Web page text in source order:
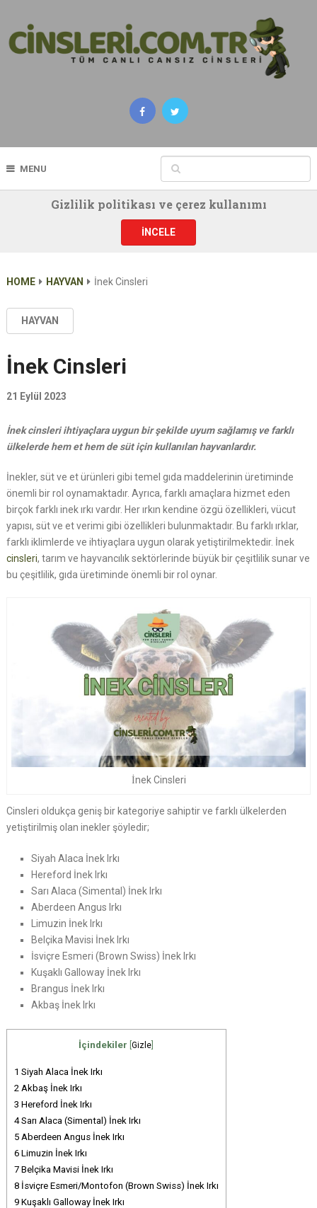
MENU
Gizlilik politikası ve çerez kullanımı
İNCELE
HOME HAYVAN İnek Cinsleri
HAYVAN
İnek Cinsleri
21 Eylül 2023
İnek cinsleri ihtiyaçlara uygun bir şekilde uyum sağlamış ve farklı
ülkelerde hem et hem de süt için kullanılan hayvanlardır.
İnekler, süt ve et ürünleri gibi temel gıda maddelerinin üretiminde
önemli bir rol oynamaktadır. Ayrıca, farklı amaçlara hizmet eden
birçok farklı inek ırkı vardır. Her ırkın kendine özgü özellikleri, vücut
yapısı, süt ve et verimi gibi özellikleri bulunmaktadır. Bu farklı ırklar,
farklı iklimlerde ve ihtiyaçlara uygun olarak yetiştirilmektedir. İnek
cinsleri, tarım ve hayvancılık sektörlerinde büyük bir çeşitlilik sunar ve
bu çeşitlilik, gıda üretiminde önemli bir rol oynar.
İnek Cinsleri
Cinsleri oldukça geniş bir kategoriye sahiptir ve farklı ülkelerden
yetiştirilmiş olan inekler şöyledir;
Siyah Alaca İnek Irkı
Hereford İnek Irkı
Sarı Alaca (Simental) İnek Irkı
Aberdeen Angus Irkı
Limuzin İnek Irkı
Belçika Mavisi İnek Irkı
İsviçre Esmeri (Brown Swiss) İnek Irkı
Kuşaklı Galloway İnek Irkı
Brangus İnek Irkı
Akbaş İnek Irkı
İçindekiler [Gizle
1 Siyah Alaca İnek Irkı
2 Akbaş İnek Irkı
3 Hereford İnek Irkı
4Sarı Alaca (Simental) İnek Irkı
5Aberdeen Angus İnek Irkı
6Limuzin İnek Irkı
7Belçika Mavisi İnek Irkı
8İsviçre Esmeri/Montofon (Brown Swiss) İnek Irkı
9Kuşaklı Galloway İnek Irkı